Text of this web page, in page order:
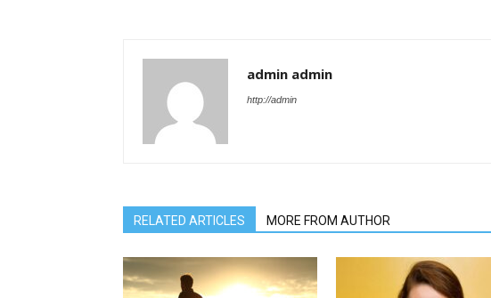
admin admin
http://admin
RELATED ARTICLES MORE FROM AUTHOR